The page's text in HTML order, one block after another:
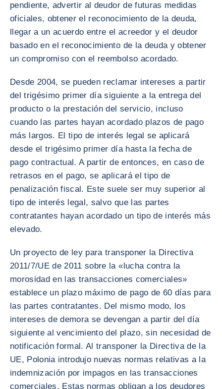
pendiente, advertir al deudor de futuras medidas
oficiales, obtener el reconocimiento de la deuda,
llegar a un acuerdo entre el acreedor y el deudor
basado en el reconocimiento de la deuda y obtener
un compromiso con el reembolso acordado.
Desde 2004, se pueden reclamar intereses a partir
del trigésimo primer día siguiente a la entrega del
producto o la prestación del servicio, incluso
cuando las partes hayan acordado plazos de pago
más largos. El tipo de interés legal se aplicará
desde el trigésimo primer día hasta la fecha de
pago contractual. A partir de entonces, en caso de
retrasos en el pago, se aplicará el tipo de
penalización fiscal. Este suele ser muy superior al
tipo de interés legal, salvo que las partes
contratantes hayan acordado un tipo de interés más
elevado.
Un proyecto de ley para transponer la Directiva
2011/7/UE de 2011 sobre la «lucha contra la
morosidad en las transacciones comerciales»
establece un plazo máximo de pago de 60 días para
las partes contratantes. Del mismo modo, los
intereses de demora se devengan a partir del día
siguiente al vencimiento del plazo, sin necesidad de
notificación formal. Al transponer la Directiva de la
UE, Polonia introdujo nuevas normas relativas a la
indemnización por impagos en las transacciones
comerciales. Estas normas obligan a los deudores